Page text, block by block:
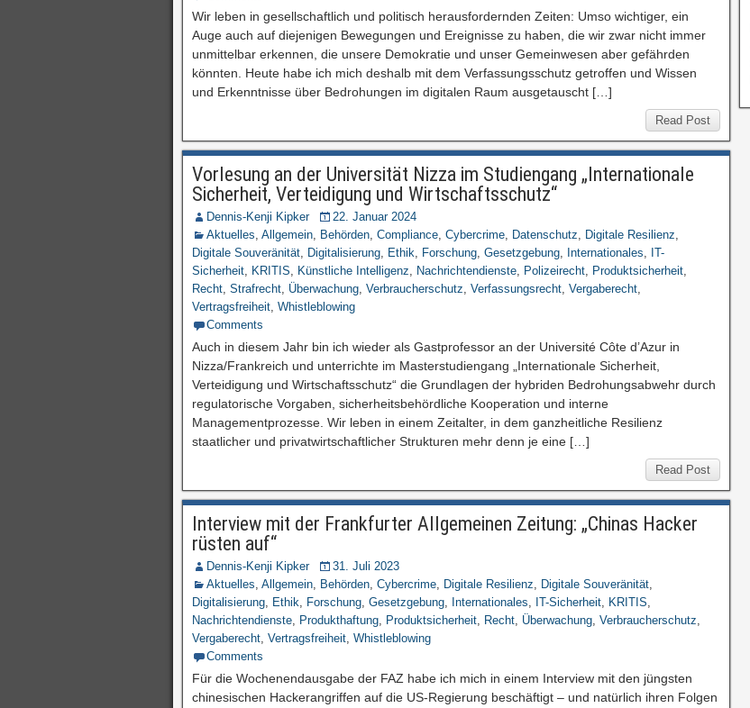
Wir leben in gesellschaftlich und politisch herausfordernden Zeiten: Umso wichtiger, ein
Auge auch auf diejenigen Bewegungen und Ereignisse zu haben, die wir zwar nicht immer
unmittelbar erkennen, die unsere Demokratie und unser Gemeinwesen aber gefährden
könnten. Heute habe ich mich deshalb mit dem Verfassungsschutz getroffen und Wissen
und Erkenntnisse über Bedrohungen im digitalen Raum ausgetauscht […]
Read Post
Vorlesung an der Universität Nizza im Studiengang „Internationale
Sicherheit, Verteidigung und Wirtschaftsschutz“
Dennis-Kenji Kipker
22. Januar 2024
Aktuelles, Allgemein, Behörden, Compliance, Cybercrime, Datenschutz, Digitale Resilienz,
Digitale Souveränität, Digitalisierung, Ethik, Forschung, Gesetzgebung, Internationales, IT-
Sicherheit, KRITIS, Künstliche Intelligenz, Nachrichtendienste, Polizeirecht, Produktsicherheit,
Recht, Strafrecht, Überwachung, Verbraucherschutz, Verfassungsrecht, Vergaberecht,
Vertragsfreiheit, Whistleblowing
Comments
Auch in diesem Jahr bin ich wieder als Gastprofessor an der Université Côte d’Azur in
Nizza/Frankreich und unterrichte im Masterstudiengang „Internationale Sicherheit,
Verteidigung und Wirtschaftsschutz“ die Grundlagen der hybriden Bedrohungsabwehr durch
regulatorische Vorgaben, sicherheitsbehördliche Kooperation und interne
Managementprozesse. Wir leben in einem Zeitalter, in dem ganzheitliche Resilienz
staatlicher und privatwirtschaftlicher Strukturen mehr denn je eine […]
Read Post
Interview mit der Frankfurter Allgemeinen Zeitung: „Chinas Hacker
rüsten auf“
Dennis-Kenji Kipker
31. Juli 2023
Aktuelles, Allgemein, Behörden, Cybercrime, Digitale Resilienz, Digitale Souveränität,
Digitalisierung, Ethik, Forschung, Gesetzgebung, Internationales, IT-Sicherheit, KRITIS,
Nachrichtendienste, Produkthaftung, Produktsicherheit, Recht, Überwachung, Verbraucherschutz,
Vergaberecht, Vertragsfreiheit, Whistleblowing
Comments
Für die Wochenendausgabe der FAZ habe ich mich in einem Interview mit den jüngsten
chinesischen Hackerangriffen auf die US-Regierung beschäftigt – und natürlich ihren Folgen